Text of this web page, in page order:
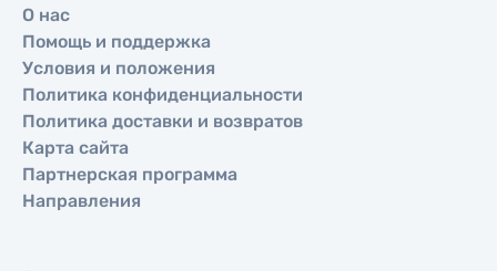
О нас
Помощь и поддержка
Условия и положения
Политика конфиденциальности
Политика доставки и возвратов
Карта сайта
Партнерская программа
Направления